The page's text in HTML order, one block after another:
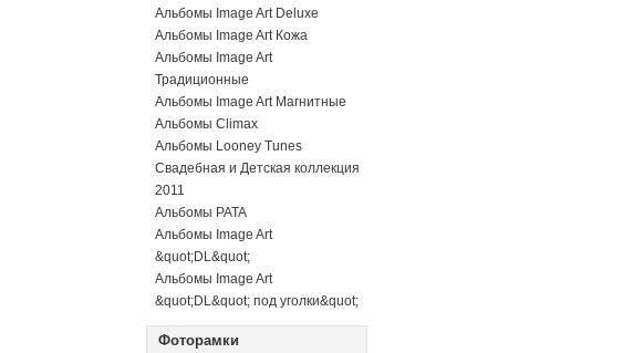
Альбомы Image Art Deluxe
Альбомы Image Art Кожа
Альбомы Image Art
Традиционные
Альбомы Image Art Магнитные
Альбомы Climax
Альбомы Looney Tunes
Свадебная и Детская коллекция
2011
Альбомы PATA
Альбомы Image Art
&quot;DL&quot;
Альбомы Image Art
&quot;DL&quot; под уголки&quot;
Фоторамки